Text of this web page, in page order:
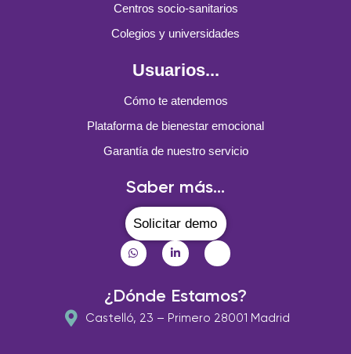
Centros socio-sanitarios
Colegios y universidades
Usuarios...
Cómo te atendemos
Plataforma de bienestar emocional
Garantía de nuestro servicio
Saber más...
Solicitar demo
¿Dónde Estamos?
Castelló, 23 – Primero 28001 Madrid